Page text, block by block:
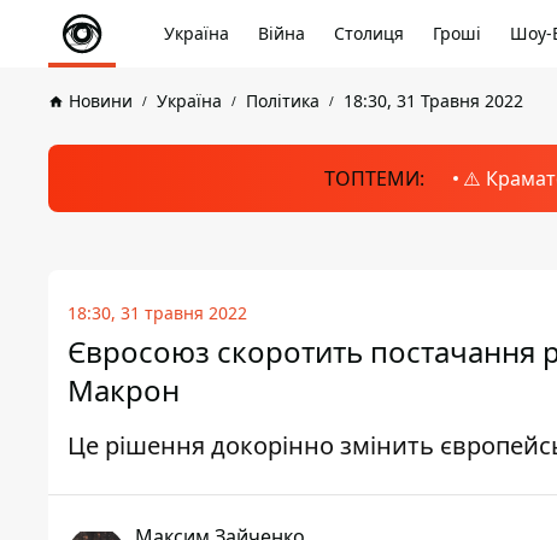
Україна Війна Столиця Гроші Шоу-
Новини Україна Політика 18:30, 31 Травня 2022
ТОПТЕМИ: ⚠️
18:30, 31 травня 2022
Євросоюз скоротить постачання
Макрон
Це рішення докорінно змінить